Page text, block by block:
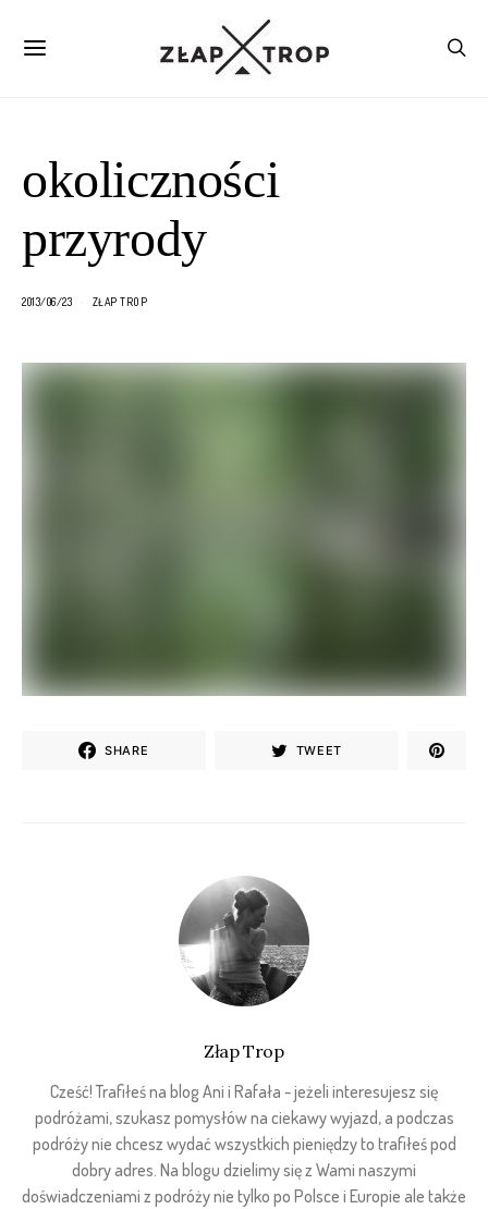
okoliczności
przyrody
2013/06/23 ZŁAP TROP
SHARE TWEET
Złap Trop
Cześć! Trafiłeś na blog Ani i Rafała - jeżeli interesujesz się
podróżami, szukasz pomysłów na ciekawy wyjazd, a podczas
podróży nie chcesz wydać wszystkich pieniędzy to trafiłeś pod
dobry adres. Na blogu dzielimy się z Wami naszymi
doświadczeniami z podróży nie tylko po Polsce i Europie ale także